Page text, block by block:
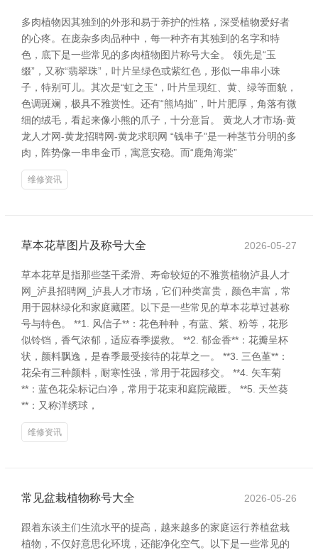
多肉植物因其独到的外形和易于养护的性格，深受植物爱好者
的心疼。在庞杂多肉品种中，每一种齐有其独到的名字和特
色，底下是一些常见的多肉植物图片称号大全。 领先是“玉
缀”，又称“翡翠珠”，叶片呈绿色或紫红色，形似一串串小珠
子，特别可儿。其次是“虹之玉”，叶片呈现红、黄、绿等面貌，
色调斑斓，极具不雅赏性。还有“熊鸠拙”，叶片肥厚，角落有微
细的绒毛，看起来像小熊的爪子，十分意旨。 黄龙人才市场-黄
龙人才网-黄龙招聘网-黄龙求职网 “钱串子”是一种茎节分明的多
肉，阵势像一串串金币，寓意安稳。而“鹿角海棠”
维修资讯
草本花草图片及称号大全 2026-05-27
草本花草是指那些茎干柔滑、寿命较短的不雅赏植物泸县人才
网_泸县招聘网_泸县人才市场，它们种类富贵，颜色丰富，常
用于园林绿化和家庭藏匿。以下是一些常见的草本花草过甚称
号与特色。 **1. 风信子**：花色种种，有蓝、紫、粉等，花形
似铃铛，香气浓郁，适应春季援救。 **2. 郁金香**：花瓣呈杯
状，颜料飘逸，是春季最受接待的花草之一。 **3. 三色堇**：
花朵有三种颜料，耐寒性强，常用于花园移交。 **4. 矢车菊
**：蓝色花朵标记白净，常用于花束和庭院藏匿。 **5. 天竺葵
**：又称洋绣球，
维修资讯
常见盆栽植物称号大全 2026-05-26
跟着东谈主们生流水平的提高，越来越多的家庭运行养植盆栽
植物，不仅好意思化环境，还能净化空气。以下是一些常见的